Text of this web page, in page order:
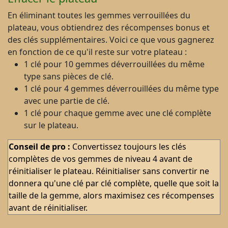
En éliminant toutes les gemmes verrouillées du
plateau, vous obtiendrez des récompenses bonus et
des clés supplémentaires. Voici ce que vous gagnerez
en fonction de ce qu'il reste sur votre plateau :
1 clé pour 10 gemmes déverrouillées du même
type sans pièces de clé.
1 clé pour 4 gemmes déverrouillées du même type
avec une partie de clé.
1 clé pour chaque gemme avec une clé complète
sur le plateau.
Conseil de pro : Convertissez toujours les clés
complètes de vos gemmes de niveau 4 avant de
réinitialiser le plateau. Réinitialiser sans convertir ne
donnera qu'une clé par clé complète, quelle que soit la
taille de la gemme, alors maximisez ces récompenses
avant de réinitialiser.